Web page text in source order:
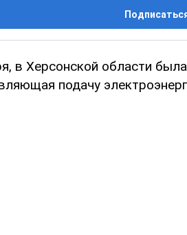
в Херсонской области
подачу